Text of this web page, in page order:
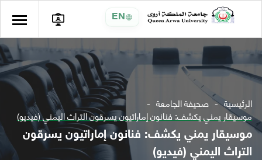
EN
الرئيسية صحيفة الجامعة
موسيقار يمني يكشف: فنانون إماراتيون يسرقون التراث اليمني (فيديو)
موسيقار يمني يكشف: فنانون إماراتيون يسرقون
التراث اليمني (فيديو)